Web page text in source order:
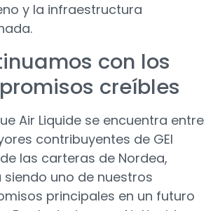
y la infraestructura
con los
creíbles
Air Liquide se encuentra entre
contribuyentes de GEI
las carteras de Nordea,
siendo uno de nuestros
principales en un futuro